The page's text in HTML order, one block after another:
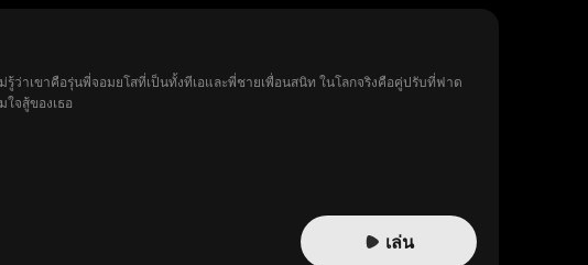
ว่าเขาคือรุ่นพี่จอมยโสที่เป็นทั้งทีเอและพี่ชายเพื่อนสนิท ในโลกจริงคือคู่ปรับที่ฟาด
จสู้ของเธอ
เล่น